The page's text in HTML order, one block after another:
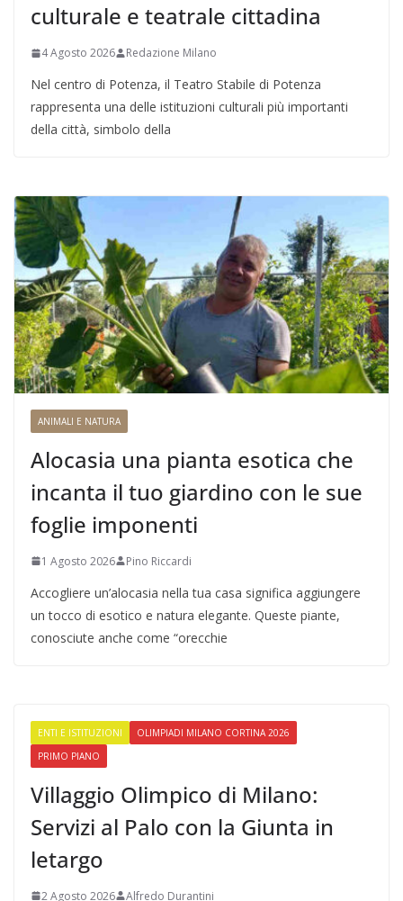
culturale e teatrale cittadina
4 Agosto 2026 Redazione Milano
Nel centro di Potenza, il Teatro Stabile di Potenza
rappresenta una delle istituzioni culturali più importanti
della città, simbolo della
ANIMALI E NATURA
Alocasia una pianta esotica che
incanta il tuo giardino con le sue
foglie imponenti
1 Agosto 2026 Pino Riccardi
Accogliere un’alocasia nella tua casa significa aggiungere
un tocco di esotico e natura elegante. Queste piante,
conosciute anche come “orecchie
ENTI E ISTITUZIONI
OLIMPIADI MILANO CORTINA 2026
PRIMO PIANO
Villaggio Olimpico di Milano:
Servizi al Palo con la Giunta in
letargo
2 Agosto 2026 Alfredo Durantini